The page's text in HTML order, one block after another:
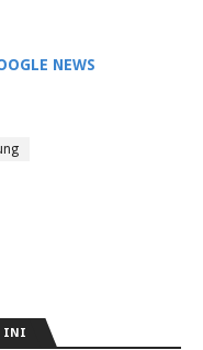
NEWS
INI